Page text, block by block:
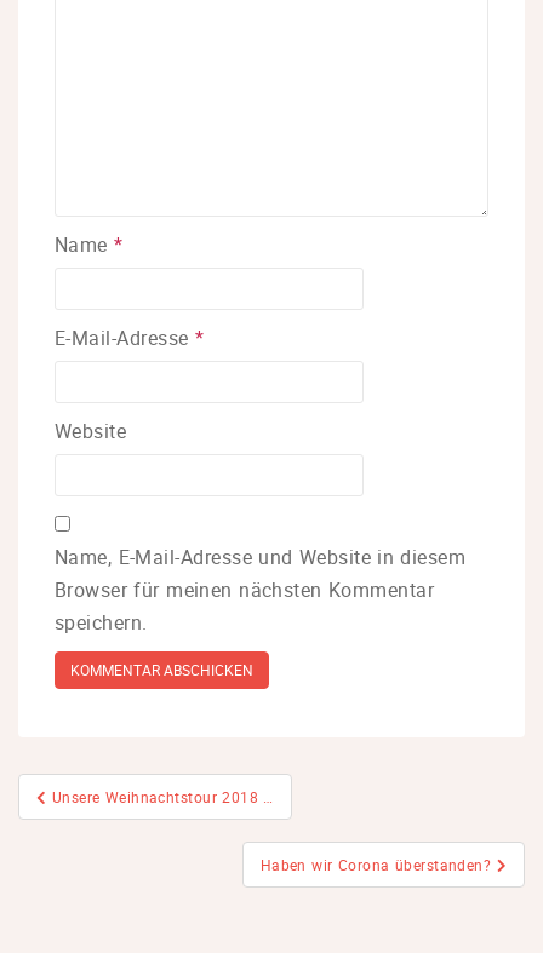
Name*
E-Mail-Adresse *
Website
Name, E-Mail-Adresse und Website in diesem
Browser für meinen nächsten Kommentar
speichern.
Beitragsnavigation
Unsere Weihnachtstour 2018 …
Haben wir Corona überstanden?